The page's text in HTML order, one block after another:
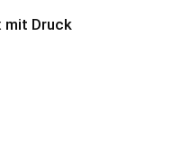
mit Druck